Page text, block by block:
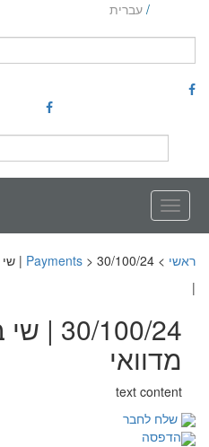
/ עברית
Toggle
navigation
ראשי >
Payments > 30/100/24 | שי בראף FROM מדוואי
|
מדוואי
text content
שלח לחבר
הדפסה